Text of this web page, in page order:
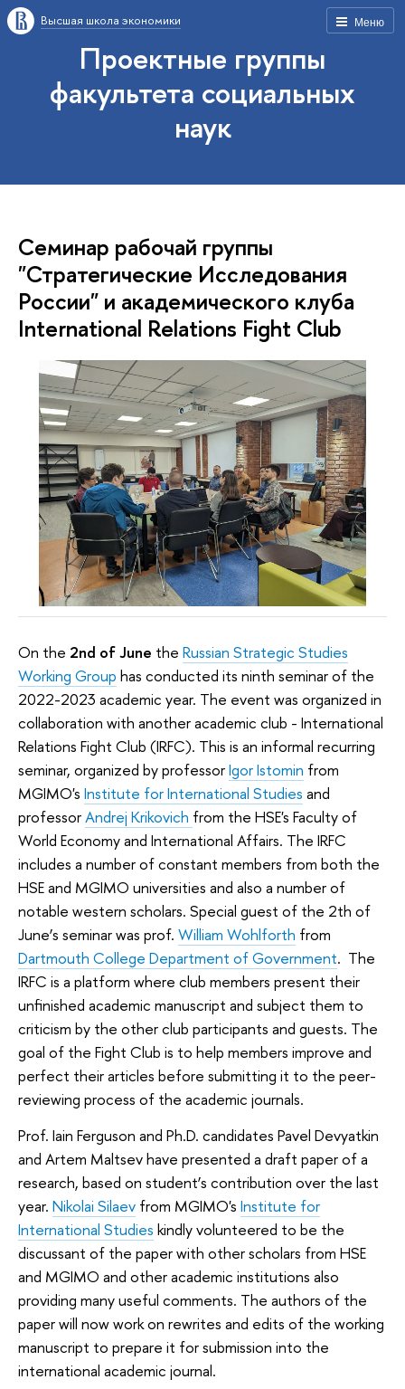
Меню
Высшая школа экономики
Проектные группы
факультета социальных
наук
Семинар рабочай группы
"Стратегические Исследования
России" и академического клуба
International Relations Fight Club
On the 2nd of June the Russian Strategic Studies
Working Group has conducted its ninth seminar of the
2022-2023 academic year. The event was organized in
collaboration with another academic club - International
Relations Fight Club (IRFC). This is an informal recurring
seminar, organized by professorIgor Istomin from
MGIMO's Institute for International Studies and
professorAndrej Krikovich from the HSE's Faculty of
World Economy and International Affairs. The IRFC
includes a number of constant members from both the
HSE and MGIMO universities and also a number of
notable western scholars. Special guest of the 2th of
June’s seminar was prof. William Wohlforth from
Dartmouth College Department of Government. The
IRFC is a platform where club members present their
unfinished academic manuscript and subject them to
criticism by the other club participants and guests. The
goal of the Fight Club is to help members improve and
perfect their articles before submitting it to the peer-
reviewing process of the academic journals.
Prof. Iain Ferguson and Ph.D. candidates Pavel Devyatkin
and Artem Maltsev have presented a draft paper of a
research, based on student’s contribution over the last
year. Nikolai Silaev from MGIMO's Institute for
International Studies kindly volunteered to be the
discussant of the paper with other scholars from HSE
and MGIMO and other academic institutions also
providing many useful comments. The authors of the
paper will now work on rewrites and edits of the working
manuscript to prepare it for submission into the
international academic journal.